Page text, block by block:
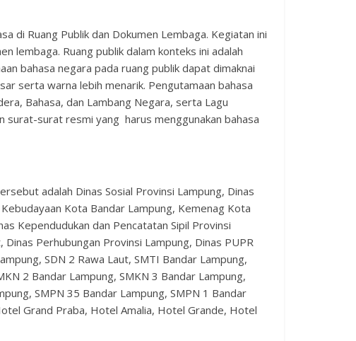
di Ruang Publik dan Dokumen Lembaga. Kegiatan ini
lembaga. Ruang publik dalam konteks ini adalah
bahasa negara pada ruang publik dapat dimaknai
serta warna lebih menarik. Pengutamaan bahasa
Bahasa, dan Lambang Negara, serta Lagu
surat-surat resmi yang harus menggunakan bahasa
adalah Dinas Sosial Provinsi Lampung, Dinas
Kota Bandar Lampung, Kemenag Kota
Kependudukan dan Pencatatan Sipil Provinsi
Perhubungan Provinsi Lampung, Dinas PUPR
SDN 2 Rawa Laut, SMTI Bandar Lampung,
2 Bandar Lampung, SMKN 3 Bandar Lampung,
SMPN 35 Bandar Lampung, SMPN 1 Bandar
Grand Praba, Hotel Amalia, Hotel Grande, Hotel